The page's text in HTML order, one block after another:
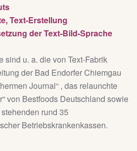
Text-Erstellung
der Text-Bild-Sprache
u. a. die von Text-Fabrik
der Bad Endorfer Chiemgau
Journal“ , das relaunchte
von Bestfoods Deutschland sowie
rund 35
Betriebskrankenkassen.